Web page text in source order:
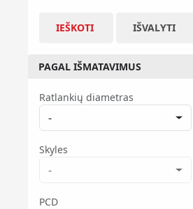
IEŠKOTI IŠVALYTI
PAGAL IŠMATAVIMUS
Ratlankių diametras
-
Skyles
-
PCD